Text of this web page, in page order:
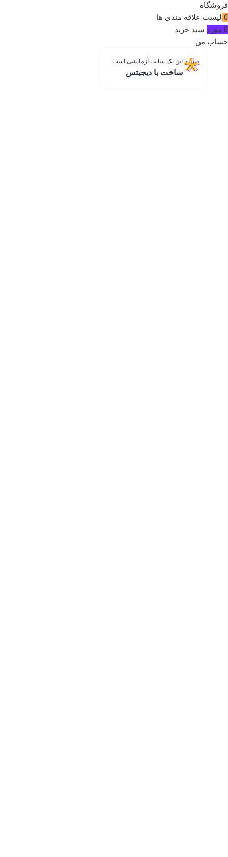
این یک سایت آزمایشی است
ساخت با دیجیتس
فروشگاه
0 لیست علاقه مندی ها
0 مورد سبد خرید
حساب من